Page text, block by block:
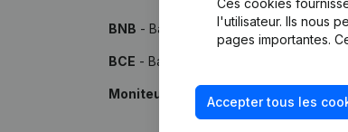
BNB - Banque Nationale de Belgique
BCE - Banque-Carrefour des Entreprises
Moniteur - Publications par le
l'utilisateur. Ils nous
pages importantes.
Accepter tous les